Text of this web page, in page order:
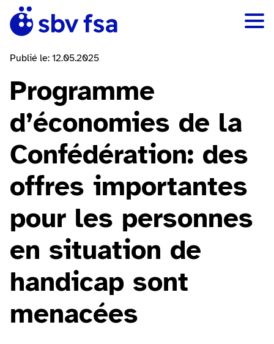
Publié le: 12.05.2025
Programme
d’économies de la
Confédération: des
offres importantes
pour les personnes
en situation de
handicap sont
menacées